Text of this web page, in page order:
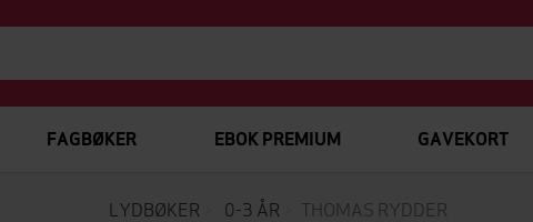
FAGBØKER EBOK PREMIUM GAVEKORT
LYDBØKER 0-3 ÅR THOMAS RYDDER